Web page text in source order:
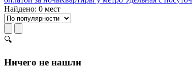
Найдено: 0 мест
🔍
Ничего не нашли